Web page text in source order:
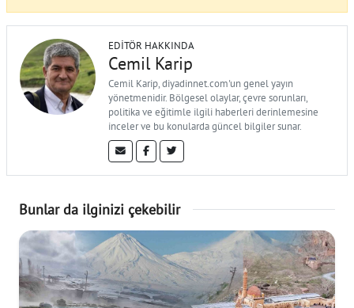
EDITÖR HAKKINDA
Cemil Karip
Cemil Karip, diyadinnet.com'un genel yayın
yönetmenidir. Bölgesel olaylar, çevre sorunları,
politika ve eğitimle ilgili haberleri derinlemesine
inceler ve bu konularda güncel bilgiler sunar.
Bunlar da ilginizi çekebilir